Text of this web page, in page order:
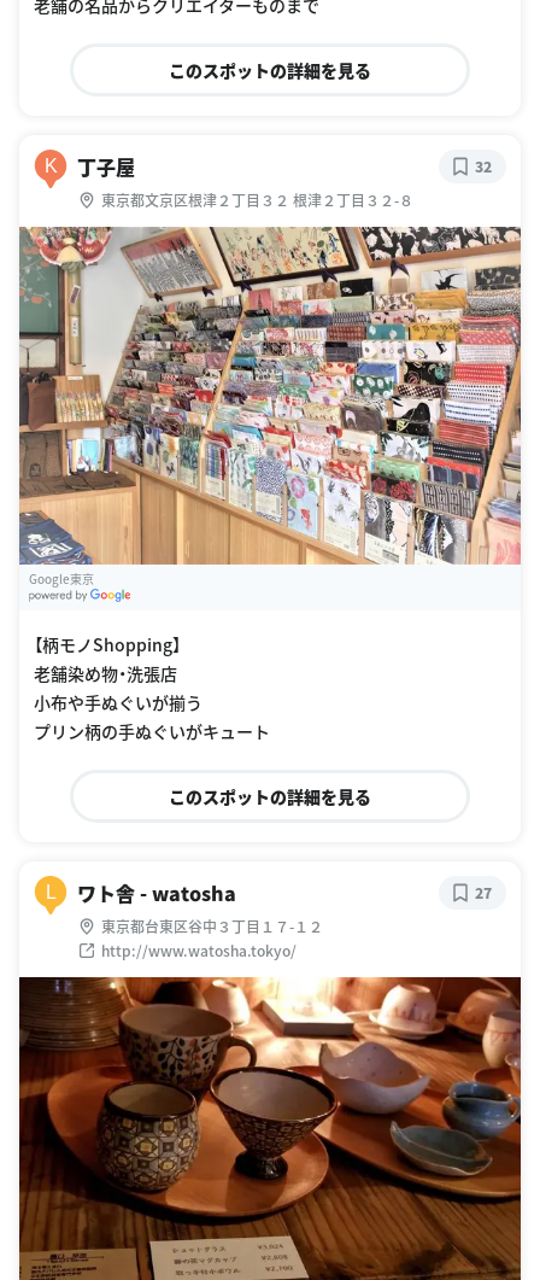
このスポットの詳細を見る
K 丁子屋
東京都文京区根津２丁目３２ 根津２丁目３２-８
32
Google東京
【柄モノShopping】
老舗染め物・洗張店
小布や手ぬぐいが揃う
プリン柄の手ぬぐいがキュート
このスポットの詳細を見る
L ワト舎 - watosha
東京都台東区谷中３丁目１７-１２
http://www.watosha.tokyo/
27